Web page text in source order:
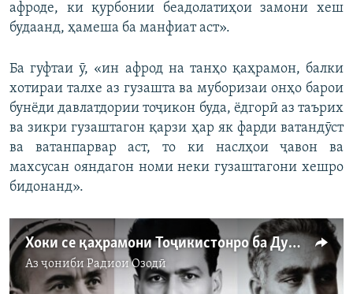
афроде, ки қурбонии беадолатиҳои замони хеш
будаанд, ҳамеша ба манфиат аст».
Ба гуфтаи ӯ, «ин афрод на танҳо қаҳрамон, балки
хотираи талхе аз гузашта ва муборизаи онҳо барои
бунёди давлатдории тоҷикон буда, ёдгорӣ аз таърих
ва зикри гузаштагон қарзи ҳар як фарди ватандӯст
ва ватанпарвар аст, то ки наслҳои ҷавон ва
махсусан ояндагон номи неки гузаштагони хешро
бидонанд».
Хоки се қаҳрамони Тоҷикистонро ба Душанбе оварданд
Аз ҷониби Радиои Озодӣ